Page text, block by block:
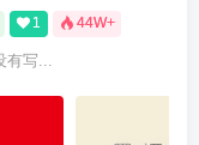
1 44W+
有写...